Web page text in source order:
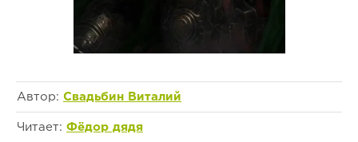
Автор: Свадьбин Виталий
Читает: Фёдор дядя